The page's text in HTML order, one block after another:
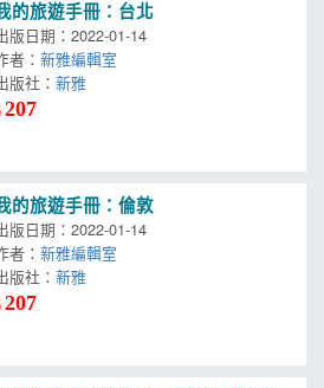
的旅遊手冊：台北
版日期：2022-01-14
者：新雅編輯室
版社：
207
的旅遊手冊：倫敦
版日期：2022-01-14
者：新雅編輯室
版社：
207